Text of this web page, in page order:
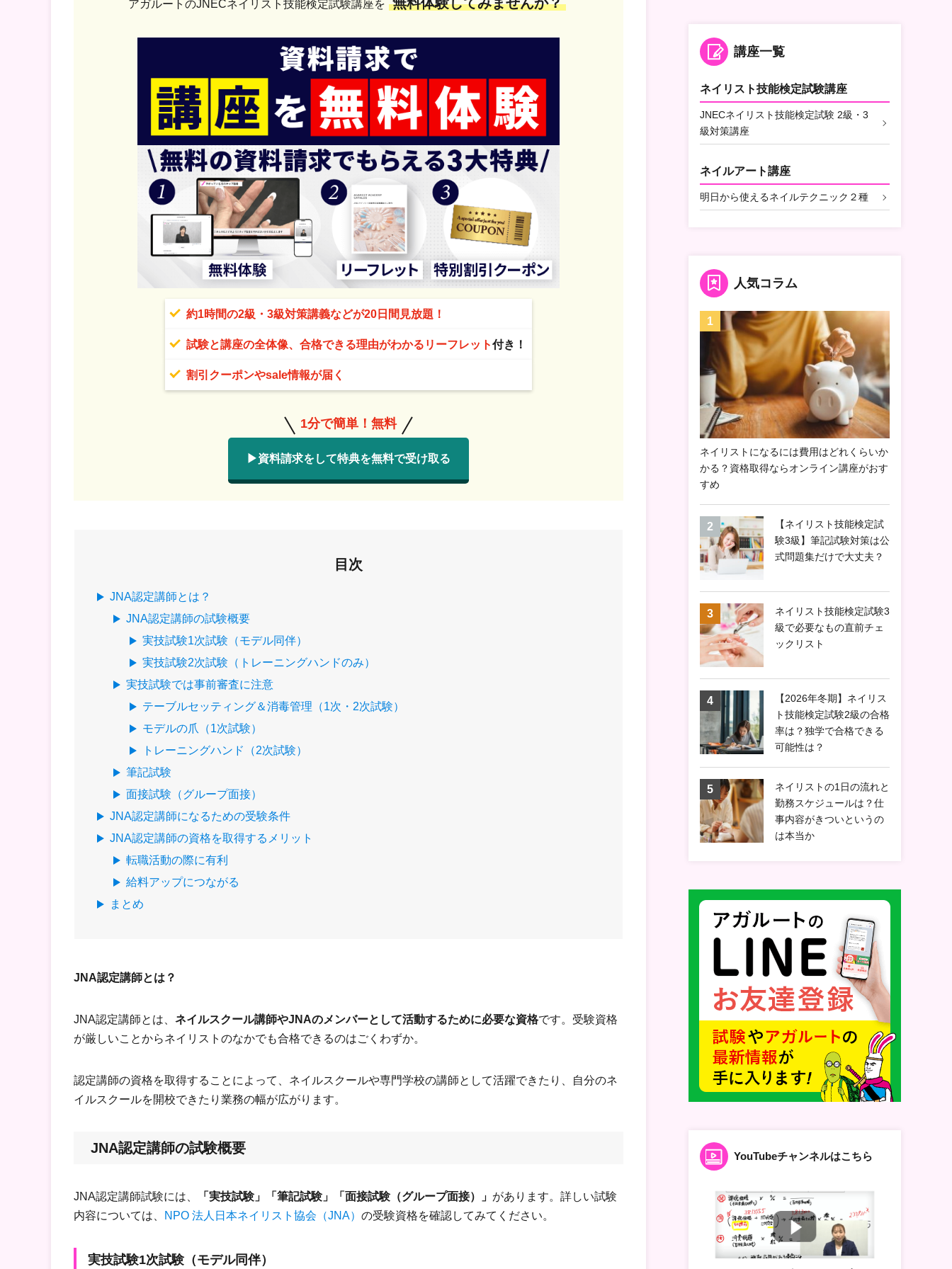
アガルートのJNECネイリスト技能検定試験講座を
約1時間の2級・3級対策講義などが20日間見放題！
試験と講座の全体像、合格できる理由がわかるリーフレット付き！
割引クーポンやsale情報が届く
1分で簡単！無料
▶資料請求をして特典を無料で受け取る
目次
JNA認定講師とは？
JNA認定講師の試験概要
実技試験1次試験（モデル同伴）
実技試験2次試験（トレーニングハンドのみ）
実技試験では事前審査に注意
テーブルセッティング＆消毒管理（1次・2次試験）
モデルの爪（1次試験）
トレーニングハンド（2次試験）
筆記試験
面接試験（グループ面接）
JNA認定講師になるための受験条件
JNA認定講師の資格を取得するメリット
転職活動の際に有利
給料アップにつながる
まとめ
JNA認定講師とは？
JNA認定講師とは、 ネイルスクール講師やJNAのメンバーとして活動するために必要な資格です。受験資格
が厳しいことからネイリストのなかでも合格できるのはごくわずか。
認定講師の資格を取得することによって、ネイルスクールや専門学校の講師として活躍できたり、自分のネ
イルスクールを開校できたり業務の幅が広がります。
JNA認定講師の試験概要
JNA認定講師試験には、 「実技試験」「筆記試験」「面接試験（グループ面接）」 があります。詳しい試験
内容については、
NPO 法人日本ネイリスト協会（JNA） の受験資格を確認してみてください。
実技試験1次試験（モデル同伴）
講座一覧
ネイリスト技能検定試験講座
JNECネイリスト技能検定試験 2級・3
級対策講座
ネイルアート講座
明日から使えるネイルテクニック２種
人気コラム
ネイリストになるには費用はどれくらいか
かる？資格取得ならオンライン講座がおす
すめ
【ネイリスト技能検定試
験3級】筆記試験対策は公
式問題集だけで大丈夫？
ネイリスト技能検定試験3
級で必要なもの直前チェ
ックリスト
【2026年冬期】ネイリス
ト技能検定試験2級の合格
率は？独学で合格できる
可能性は？
ネイリストの1日の流れと
勤務スケジュールは？仕
事内容がきついというの
は本当か
YouTubeチャンネルはこちら